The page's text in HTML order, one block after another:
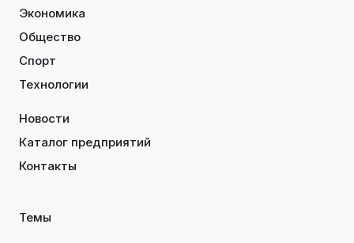
Экономика
Общество
Спорт
Технологии
Новости
Каталог предприятий
Контакты
Темы